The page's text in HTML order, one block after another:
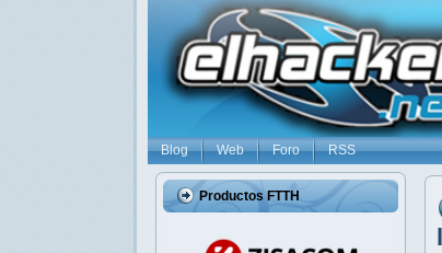
Blog Web Foro RSS
Productos FTTH